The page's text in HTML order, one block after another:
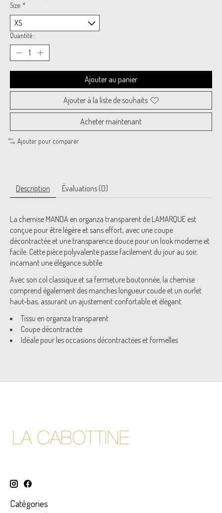
Size: *
Quantité :
Ajouter au panier
Ajouter à la liste de souhaits
Acheter maintenant
Ajouter pour comparer
Description Évaluations (0)
La chemise MANDA en organza transparent de LAMARQUE est
conçue pour être légère et sans effort, avec une coupe
décontractée et une transparence douce pour un look moderne et
facile. Cette pièce polyvalente passe facilement du jour au soir,
incarnant une élégance subtile.
Avec son col classique et sa fermeture boutonnée, la chemise
comprend également des manches longueur coude et un ourlet
haut-bas, assurant un ajustement confortable et élégant.
Tissu en organza transparent
Coupe décontractée
Idéale pour les occasions décontractées et formelles
Catégories